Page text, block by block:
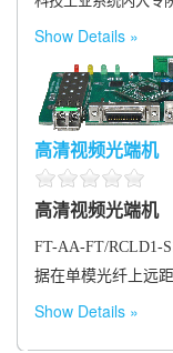
Show Details
高清视频光端机
高清视频光端机
FT-AA-FT/RCLD1-
据在单模光纤上远
Show Details